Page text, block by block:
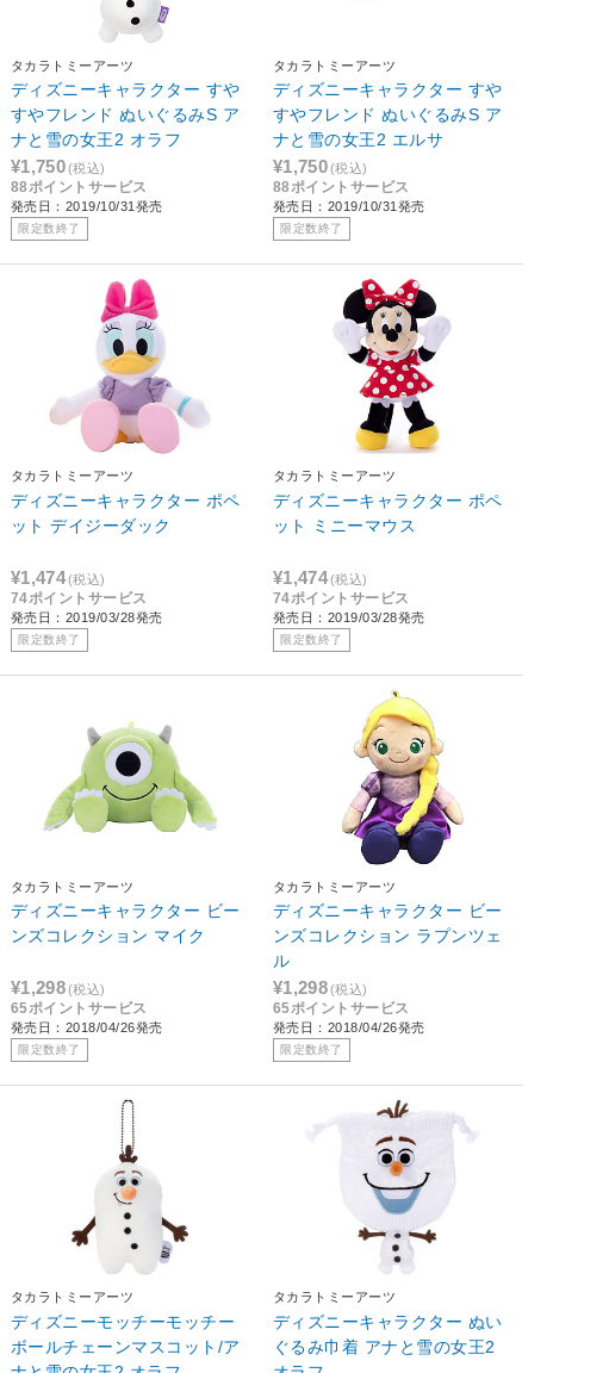
タカラトミーアーツ
ディズニーキャラクター すや
すやフレンド ぬいぐるみS ア
ナと雪の女王2 オラフ
¥1,750(税込)
88ポイントサービス
発売日：2019/10/31発売
限定数終了
タカラトミーアーツ
ディズニーキャラクター すや
すやフレンド ぬいぐるみS ア
ナと雪の女王2 エルサ
¥1,750(税込)
88ポイントサービス
発売日：2019/10/31発売
限定数終了
タカラトミーアーツ
ディズニーキャラクター ポペ
ット デイジーダック
¥1,474(税込)
74ポイントサービス
発売日：2019/03/28発売
限定数終了
タカラトミーアーツ
ディズニーキャラクター ポペ
ット ミニーマウス
¥1,474(税込)
74ポイントサービス
発売日：2019/03/28発売
限定数終了
タカラトミーアーツ
ディズニーキャラクター ビー
ンズコレクション マイク
¥1,298(税込)
65ポイントサービス
発売日：2018/04/26発売
限定数終了
タカラトミーアーツ
ディズニーキャラクター ビー
ンズコレクション ラプンツェ
ル
¥1,298(税込)
65ポイントサービス
発売日：2018/04/26発売
限定数終了
タカラトミーアーツ
ディズニーモッチーモッチー
ボールチェーンマスコット/ア
タカラトミーアーツ
ディズニーキャラクター ぬい
ぐるみ巾着 アナと雪の女王2